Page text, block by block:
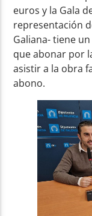
euros y la Gala
representación
Galiana- tiene
que abonar por
asistir a la obra
abono.